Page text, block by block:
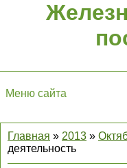
Меню сайта
Главная » 2013 »
деятельность